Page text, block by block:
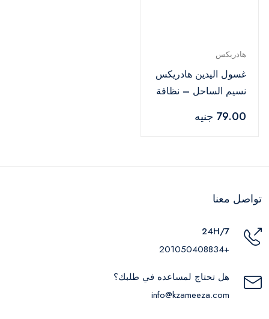
هادريكس
غسول اليدين هادريكس
نسيم الساحل – نظافة
الأمد , 500 مل
79.00 جنيه
تواصل معنا
24H/7
+201050408834
هل تحتاج لمساعده في طلبك؟
info@kzameeza.com